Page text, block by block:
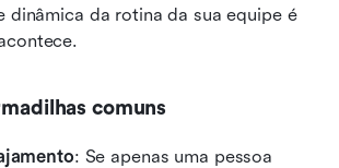
dinâmica da rotina da sua equipe é
comuns
: Se apenas uma pessoa